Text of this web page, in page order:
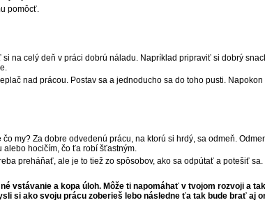
pomôcť.
na celý deň v práci dobrú náladu. Napríklad pripraviť si dobrý
nad prácou. Postav sa a jednoducho sa do toho pusti.
my? Za dobre odvedenú prácu, na ktorú si hrdý, sa odmeň.
alebo hocičím, čo ťa robí šťastným.
preháňať, ale je to tiež zo spôsobov, ako sa odpútať a potešiť sa.
vstávanie a kopa úloh. Môže ti napomáhať v tvojom rozvoji a
si ako svoju prácu zoberieš lebo následne ťa tak bude brať aj